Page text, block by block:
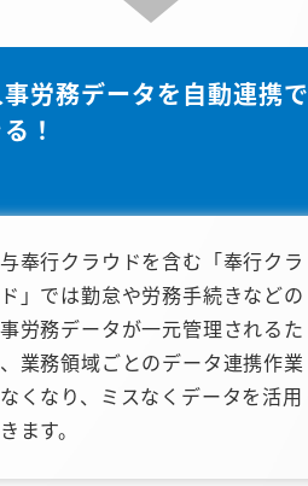
事労務データを自動連携で
！
奉行クラウドを含む「奉行クラ
」では勤怠や労務手続きなどの
労務データが一元管理されるた
業務領域ごとのデータ連携作業
くなり、ミスなくデータを活用
ます。